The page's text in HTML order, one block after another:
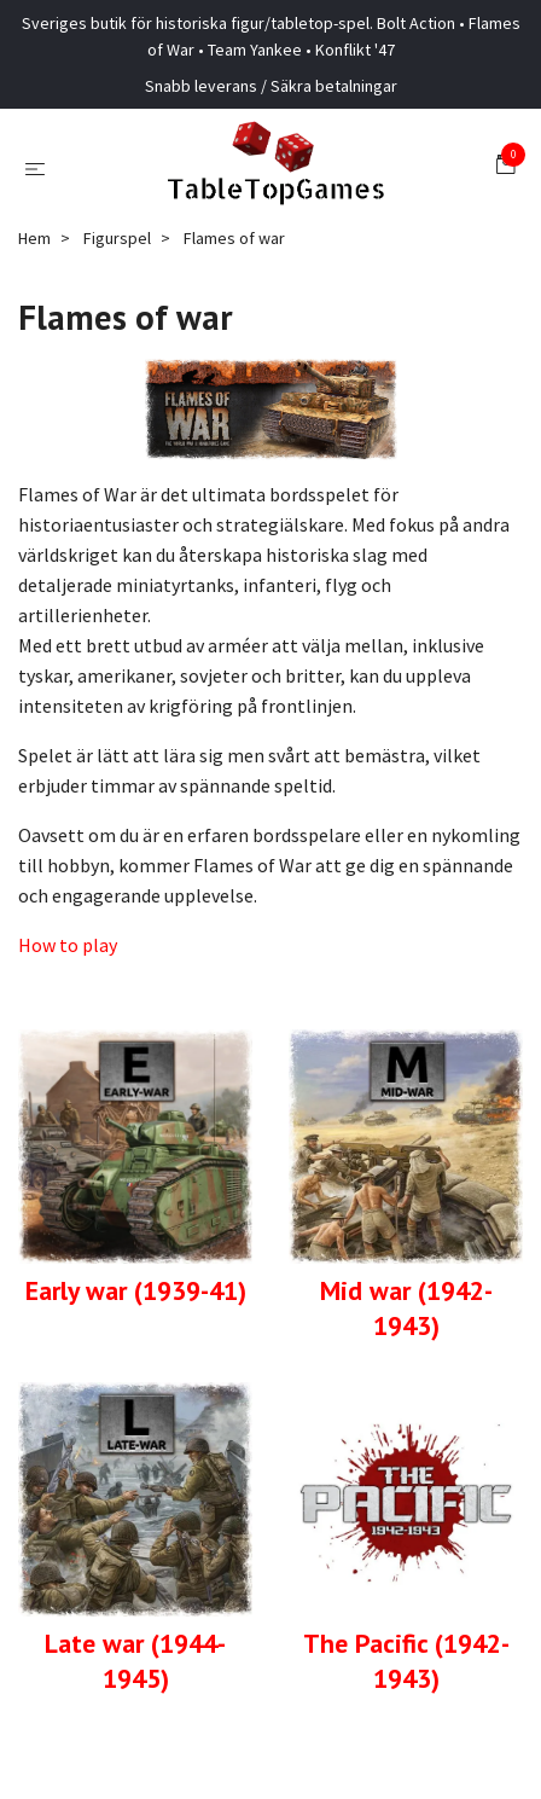
Sveriges butik för historiska figur/tabletop-spel. Bolt Action • Flames
of War • Team Yankee • Konflikt '47
Snabb leverans / Säkra betalningar
0
Hem Figurspel Flames of war
Flames of war
Flames of War är det ultimata bordsspelet för
historiaentusiaster och strategiälskare. Med fokus på andra
världskriget kan du återskapa historiska slag med
detaljerade miniatyrtanks, infanteri, flyg och
artillerienheter.
Med ett brett utbud av arméer att välja mellan, inklusive
tyskar, amerikaner, sovjeter och britter, kan du uppleva
intensiteten av krigföring på frontlinjen.
Spelet är lätt att lära sig men svårt att bemästra, vilket
erbjuder timmar av spännande speltid.
Oavsett om du är en erfaren bordsspelare eller en nykomling
till hobbyn, kommer Flames of War att ge dig en spännande
och engagerande upplevelse.
How to play
Early war (1939-41)
Mid war (1942-
1943)
Late war (1944-
1945)
The Pacific (1942-
1943)